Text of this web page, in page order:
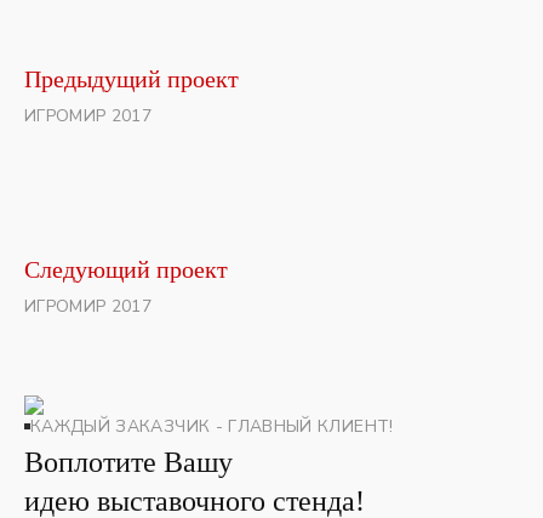
Предыдущий проект
ИГРОМИР 2017
Следующий проект
ИГРОМИР 2017
КАЖДЫЙ ЗАКАЗЧИК - ГЛАВНЫЙ КЛИЕНТ!
Воплотите Вашу
идею выставочного стенда!